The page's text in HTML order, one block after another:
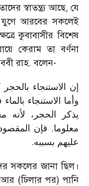
স্বাতন্ত্র্য আছে, যে
যুগে আরবের সকলেই
কুবাবাসীর বিশেষ
কেরাম তা বর্ণনা
রাহ. বলেন-
إن الاستنجاء
وأما الاستنجاء
يذكر الحجر، لأنه
معلوما. فإن
عليهم بسببه.
সকলের জানা ছিল।
(ঢিলার পর) পানি